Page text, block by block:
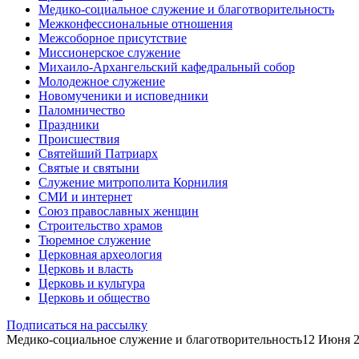
Медико-социальное служение и благотворительность
Межконфессиональные отношения
Межсоборное присутствие
Миссионерское служение
Михаило-Архангельский кафедральный собор
Молодежное служение
Новомученики и исповедники
Паломничество
Праздники
Происшествия
Святейший Патриарх
Святые и святыни
Служение митрополита Корнилия
СМИ и интернет
Союз православных женщин
Строительство храмов
Тюремное служение
Церковная археология
Церковь и власть
Церковь и культура
Церковь и общество
Подписаться на рассылку
Медико-социальное служение и благотворительность12 Июня